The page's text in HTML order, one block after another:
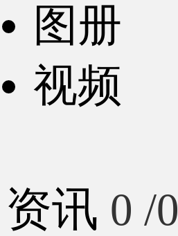
图册
视频
资讯 0 /0